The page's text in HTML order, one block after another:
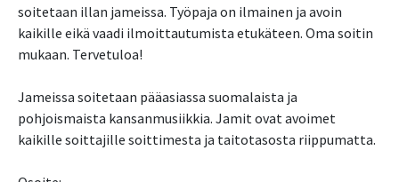
soitetaan illan jameissa. Työpaja on ilmainen ja avoin
kaikille eikä vaadi ilmoittautumista etukäteen. Oma soitin
mukaan. Tervetuloa!
Jameissa soitetaan pääasiassa suomalaista ja
pohjoismaista kansanmusiikkia. Jamit ovat avoimet
kaikille soittajille soittimesta ja taitotasosta riippumatta.